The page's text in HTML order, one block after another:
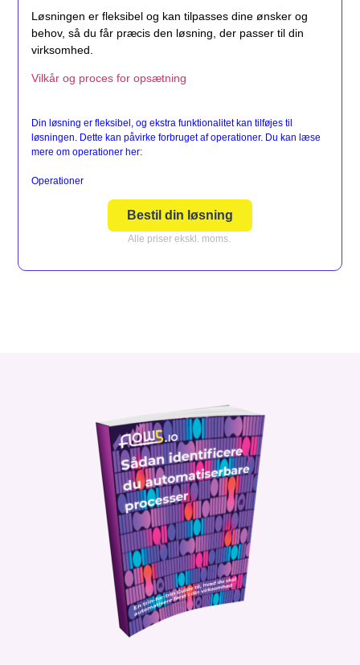
Løsningen er fleksibel og kan tilpasses dine ønsker og
behov, så du får præcis den løsning, der passer til din
virksomhed.
Vilkår og proces for opsætning
Din løsning er fleksibel, og ekstra funktionalitet kan tilføjes til
løsningen. Dette kan påvirke forbruget af operationer. Du kan læse
mere om operationer her:
Operationer
Bestil din løsning
Alle priser ekskl. moms.